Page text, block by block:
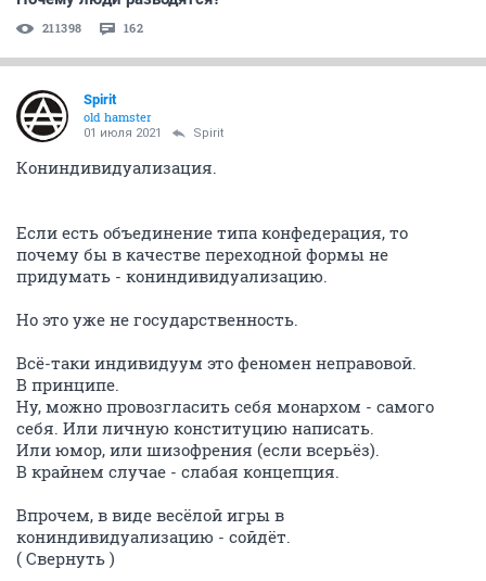
211398 162
Spirit
old hamster
01 июля 2021 Spirit
Кониндивидуализация.
Если есть объединение типа конфедерация, то
почему бы в качестве переходной формы не
придумать - кониндивидуализацию.
Но это уже не государственность.
Всё-таки индивидуум это феномен неправовой.
В принципе.
Ну, можно провозгласить себя монархом - самого
себя. Или личную конституцию написать.
Или юмор, или шизофрения (если всерьёз).
В крайнем случае - слабая концепция.
Впрочем, в виде весёлой игры в
кониндивидуализацию - сойдёт.
( Свернуть )